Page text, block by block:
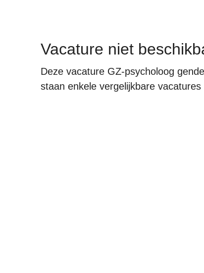
Vacature niet
Deze vacature GZ-psycholoog
staan enkele vergelijkbare